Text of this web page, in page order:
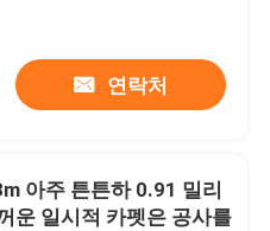
연락처
아주 튼튼하 0.91 밀리
운 일시적 카펫은 공사를